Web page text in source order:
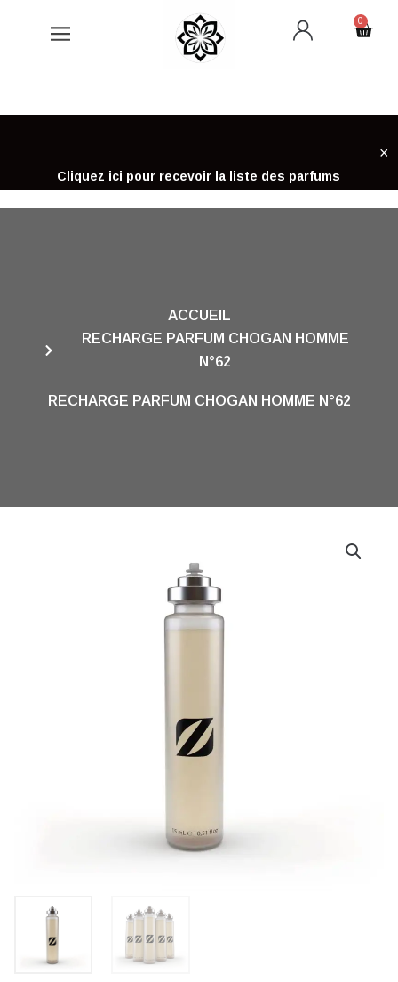
0
Cart
Cliquez ici pour recevoir la liste des parfums
×
ACCUEIL
RECHARGE PARFUM CHOGAN HOMME
N°62
RECHARGE PARFUM CHOGAN HOMME N°62